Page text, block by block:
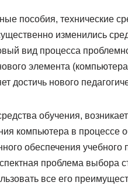
пособия, технические
изменились
вид процесса
элемента
достичь нового
обучения,
компьютера в процессе
обеспечения учебного
проблема выбора
все его